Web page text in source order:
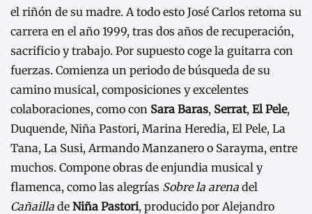
el riñón de su madre. A todo esto José Carlos retoma su
carrera en el año 1999, tras dos años de recuperación,
sacrificio y trabajo. Por supuesto coge la guitarra con
fuerzas. Comienza un periodo de búsqueda de su
camino musical, composiciones y excelentes
colaboraciones, como con Sara Baras, Serrat, El Pele,
Duquende, Niña Pastori, Marina Heredia, El Pele, La
Tana, La Susi, Armando Manzanero o Sarayma, entre
muchos. Compone obras de enjundia musical y
flamenca, como las alegrías Sobre la arena del
Cañailla de Niña Pastori, producido por Alejandro